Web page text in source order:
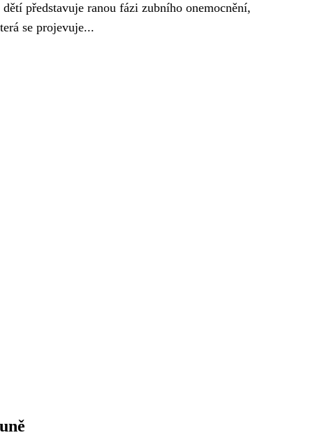
dětí představuje ranou fázi zubního onemocnění,
se projevuje...